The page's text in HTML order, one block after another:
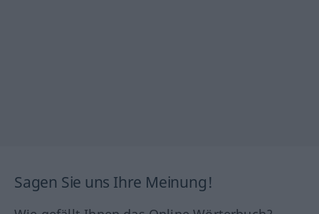
Sagen Sie uns Ihre Meinung!